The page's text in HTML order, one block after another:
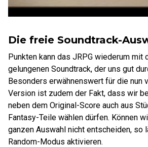
Die freie Soundtrack-
Punkten kann das JRPG wiederum mit
gelungenen Soundtrack, der uns gut
Besonders erwähnenswert für die nun
Version ist zudem der Fakt, dass wir
neben dem Original-Score auch aus
Fantasy-Teile wählen dürfen. Können
ganzen Auswahl nicht entscheiden, so
Random-Modus aktivieren.